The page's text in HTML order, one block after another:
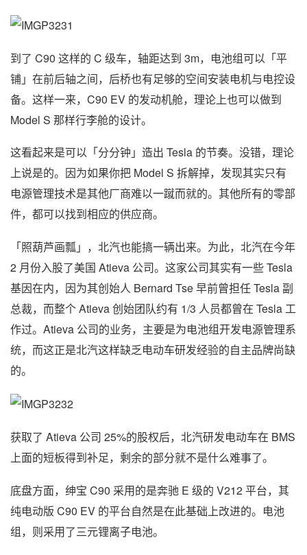
到了 C90 这样的 C 级车，轴距达到 3m，电池组可以「平
铺」在前后轴之间，后桥也有足够的空间安装电机与电控设
备。这样一来，C90 EV 的发动机舱，理论上也可以做到
Model S 那样行李舱的设计。
这看起来是可以「分分钟」造出 Tesla 的节奏。没错，理论
上说是的。因为如果你把 Model S 拆解掉，发现其实只有
电源管理技术是其他厂商难以一蹴而就的。其他所有的零部
件，都可以找到相应的供应商。
「照葫芦画瓢」，北汽也能搞一辆出来。为此，北汽在今年
2 月份入股了美国 Atieva 公司。这家公司其实有一些 Tesla
基因在内，因为其创始人 Bernard Tse 早前曾担任 Tesla 副
总裁，而整个 Atieva 创始团队约有 1/3 人员都曾在 Tesla 工
作过。Atieva 公司的业务，主要是为电池组开发电源管理系
统，而这正是北汽这样缺乏电动车研发经验的自主品牌尚缺
的。
获取了 Atieva 公司 25%的股权后，北汽研发电动车在 BMS
上面的短板得到补足，剩余的部分就不是什么难事了。
底盘方面，绅宝 C90 采用的是奔驰 E 级的 V212 平台，其
纯电动版 C90 EV 的平台自然是在此基础上改进的。电池
组，则采用了三元锂离子电池。